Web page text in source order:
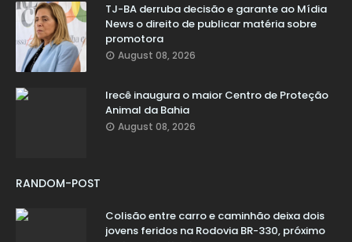
TJ-BA derruba decisão e garante ao Mídia
News o direito de publicar matéria sobre
promotora
August 08, 2026
Irecê inaugura o maior Centro de Proteção
Animal da Bahia
August 08, 2026
RANDOM-POST
Colisão entre carro e caminhão deixa dois
jovens feridos na Rodovia BR-330, próximo